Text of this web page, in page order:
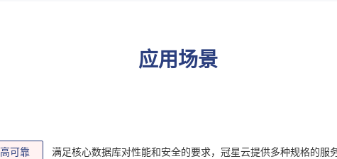
应用场景
高可靠 满足核心数据库对性能和安全的要求，冠星云提供多种规格的服